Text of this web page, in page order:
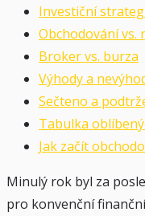
Investiční
Obchodování
Broker vs. burza
Výhody a
Sečteno a
Tabulka
Jak začít
Minulý rok byl za
pro konvenční